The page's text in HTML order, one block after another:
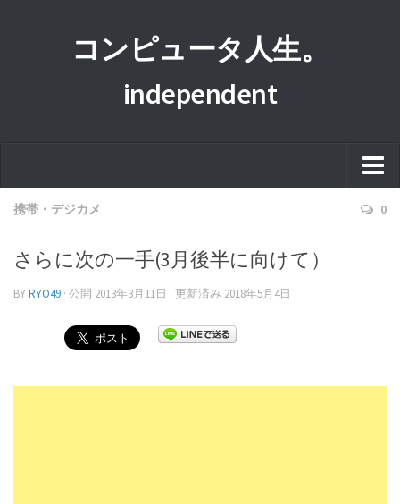
コンピュータ人生。
independent
ホーム
プライバシーポリシー
運営者情報
携帯・デジカメ 0
さらに次の一手(3月後半に向けて）
BYRYO49 · 公開 2013年3月11日 · 更新済み 2018年5月4日